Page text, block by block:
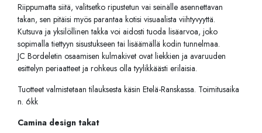
Riippumatta siitä, valitsetko ripustetun vai seinälle asennettavan
takan, sen pitäisi myös parantaa kotisi visuaalista viihtyvyyttä.
Kutsuva ja yksilöllinen takka voi aidosti tuoda lisäarvoa, joko
sopimalla tiettyyn sisustukseen tai lisäämällä kodin tunnelmaa.
JC Bordeletin osaamisen kulmakivet ovat liekkien ja avaruuden
esittelyn periaatteet ja rohkeus olla tyylikkäästi erilaisia.
Tuotteet valmistetaan tilauksesta käsin Etelä-Ranskassa. Toimitusaika
n. 6kk
Camina design takat